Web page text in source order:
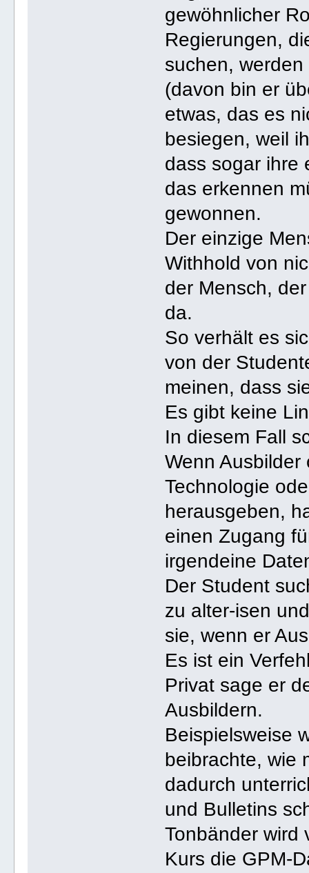
gewöhnlicher
Regierungen,
suchen,
(davon bin er
etwas, das es
besiegen, weil
dass sogar ihre
das erkennen
gewonnen.
Der einzige
Withhold von
der Mensch,
da.
So verhält es
von der
meinen, dass
Es gibt keine
In diesem Fall
Wenn Ausbilder
Technologie
herausgeben,
einen Zugang
irgendeine
Der Student
zu alter-isen
sie, wenn er
Es ist ein
Privat sage er
Ausbildern.
Beispielsweise
beibrachte, wie
dadurch
und Bulletins
Tonbänder wird
Kurs die GPM-